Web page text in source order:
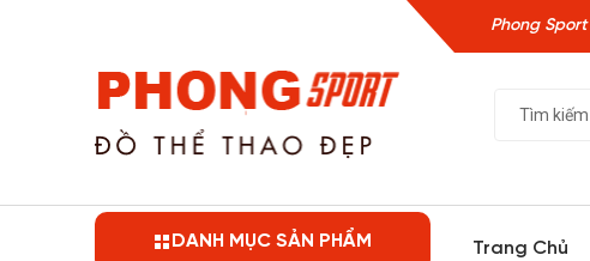
Phong
DANH MỤC SẢN PHẨM Trang Chủ